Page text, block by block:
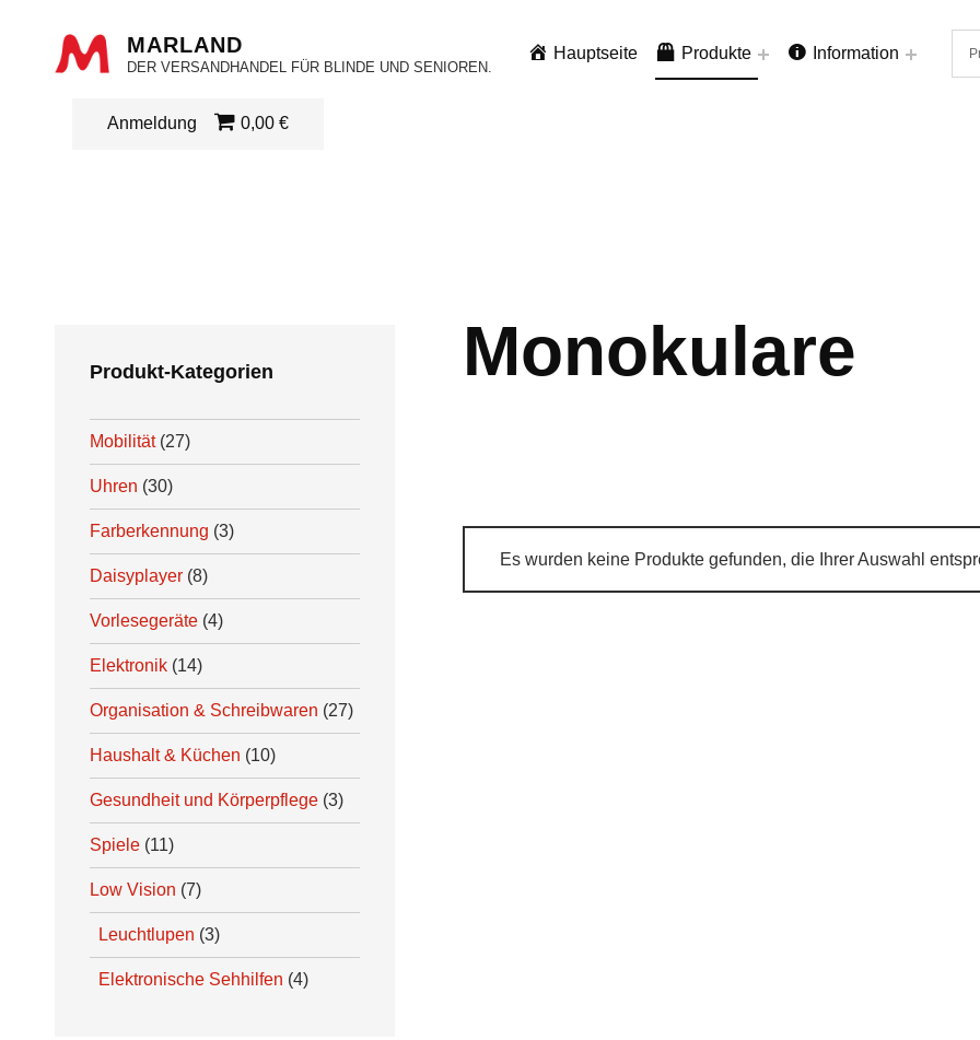
MARLAND
DER VERSANDHANDEL FÜR BLINDE UND SENIOREN.
Hauptseite Produkte Information
Anmeldung 0,00 €
Monokulare
Es wurden keine Produkte gefunden, die Ihrer Auswahl
Produkt-Kategorien
Mobilität (27)
Uhren (30)
Farberkennung (3)
Daisyplayer (8)
Vorlesegeräte (4)
Elektronik (14)
Organisation & Schreibwaren (27)
Haushalt & Küchen (10)
Gesundheit und Körperpflege (3)
Spiele (11)
Low Vision (7)
Leuchtlupen (3)
Elektronische Sehhilfen (4)